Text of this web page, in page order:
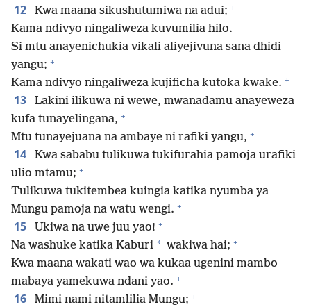
12 Kwa maana sikushutumiwa na adui; +
Kama ndivyo ningaliweza kuvumilia hilo.
Si mtu anayenichukia vikali aliyejivuna sana dhidi
yangu; +
Kama ndivyo ningaliweza kujificha kutoka kwake. +
13
Lakini ilikuwa ni wewe, mwanadamu anayeweza
kufa tunayelingana, +
Mtu tunayejuana na ambaye ni rafiki yangu, +
14
Kwa sababu tulikuwa tukifurahia pamoja urafiki
ulio mtamu; +
Tulikuwa tukitembea kuingia katika nyumba ya
Mungu pamoja na watu wengi. +
15 Ukiwa na uwe juu yao! +
Na washuke katika Kaburi * wakiwa hai; +
Kwa maana wakati wao wa kukaa ugenini mambo
mabaya yamekuwa ndani yao. +
16 Mimi nami nitamlilia Mungu; +